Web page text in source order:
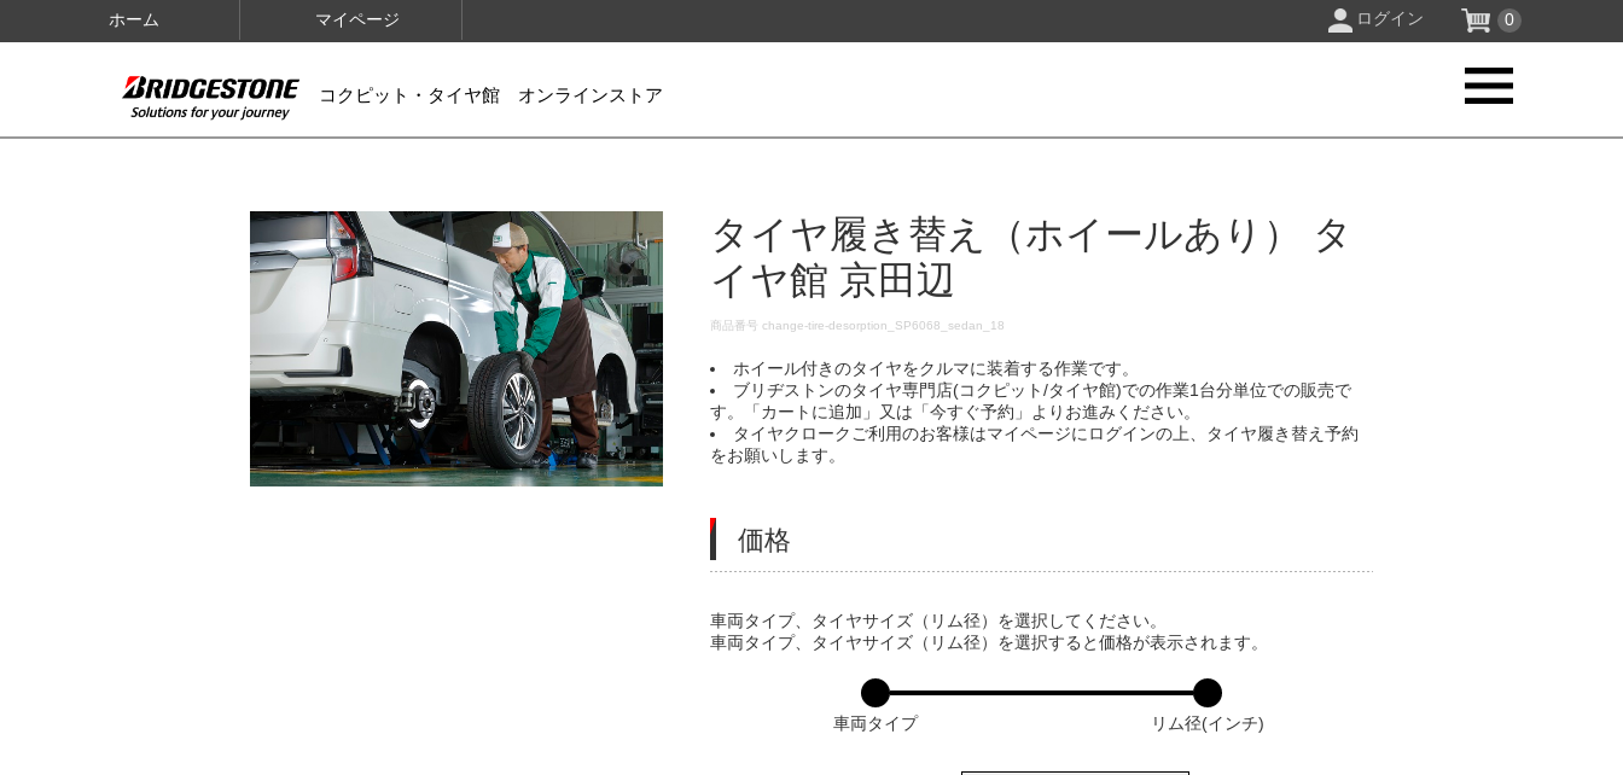
ホーム マイページ ログイン 0
コクピット・タイヤ館 オンラインストア
IMAGES
タイヤ履き替え（ホイールあり） タ
イヤ館 京田辺
DETAILS
商品番号change-tire-desorption_SP6068_sedan_18
ホイール付きのタイヤをクルマに装着する作業です。
ブリヂストンのタイヤ専門店(コクピット/タイヤ館)での作業1台分単位での販売で
す。「カートに追加」又は「今すぐ予約」よりお進みください。
タイヤクロークご利用のお客様はマイページにログインの上、タイヤ履き替え予約
をお願いします。
価格
VARIATIONS
車両タイプ、タイヤサイズ（リム径）を選択してください。
車両タイプ、タイヤサイズ（リム径）を選択すると価格が表示されます。
車両タイプ リム径(インチ)